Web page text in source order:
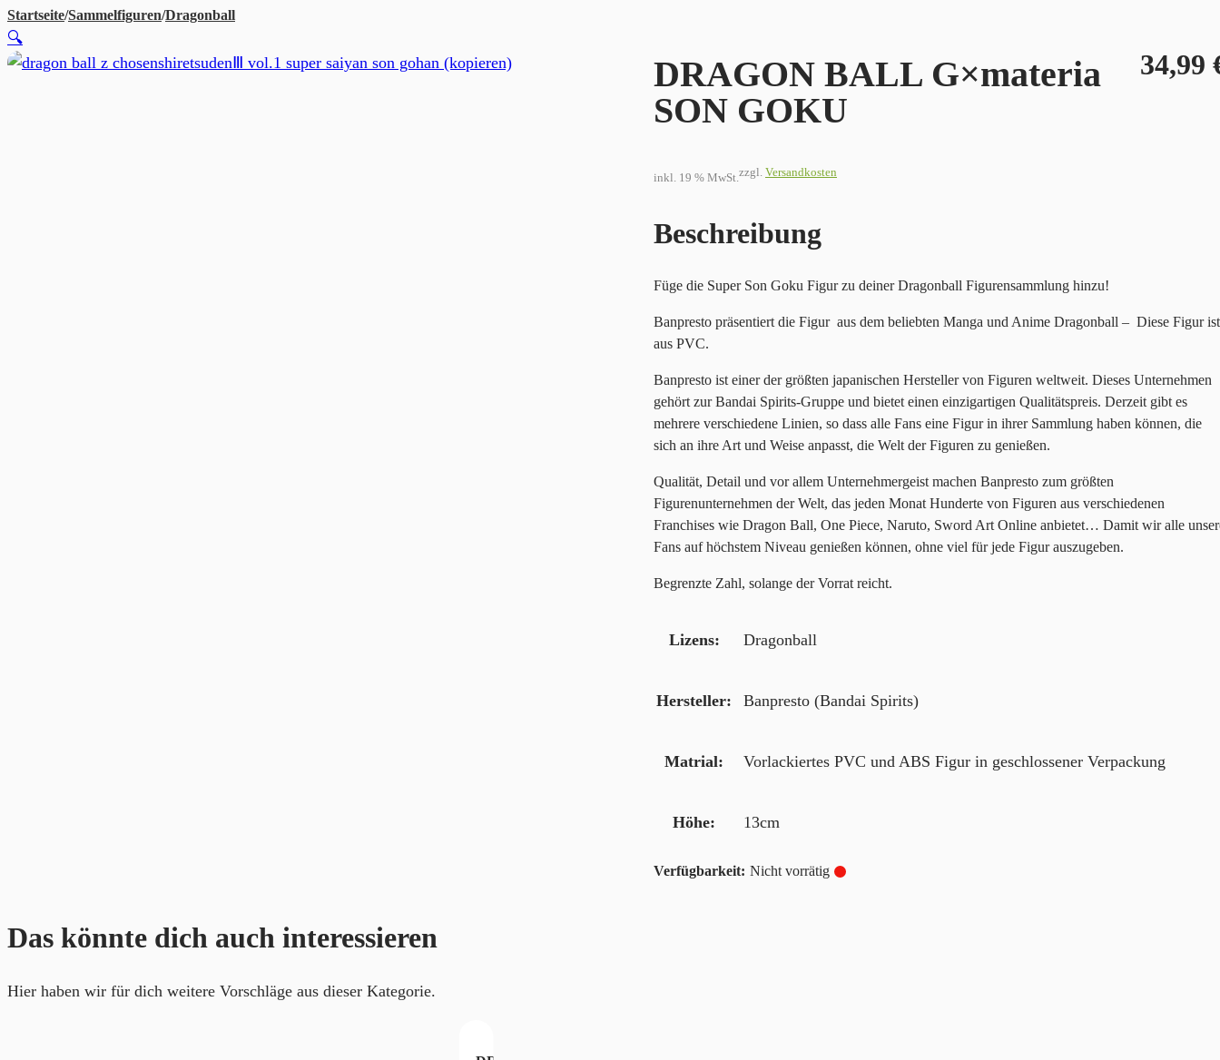
Startseite/Sammelfiguren/Dragonball
DRAGON BALL G×materia
SON GOKU
34,99
inkl. 19 % MwSt.zzgl. Versandkosten
Beschreibung
Füge die Super Son Goku Figur zu deiner Dragonball Figurensammlung hinzu!
Banpresto präsentiert die Figur aus dem beliebten Manga und Anime Dragonball – Diese Figur ist
aus PVC.
Banpresto ist einer der größten japanischen Hersteller von Figuren weltweit. Dieses Unternehmen
gehört zur Bandai Spirits-Gruppe und bietet einen einzigartigen Qualitätspreis. Derzeit gibt es
mehrere verschiedene Linien, so dass alle Fans eine Figur in ihrer Sammlung haben können, die
sich an ihre Art und Weise anpasst, die Welt der Figuren zu genießen.
Qualität, Detail und vor allem Unternehmergeist machen Banpresto zum größten
Figurenunternehmen der Welt, das jeden Monat Hunderte von Figuren aus verschiedenen
Franchises wie Dragon Ball, One Piece, Naruto, Sword Art Online anbietet… Damit wir alle
Fans auf höchstem Niveau genießen können, ohne viel für jede Figur auszugeben.
Begrenzte Zahl, solange der Vorrat reicht.
Lizens Dragonball
Hersteller Banpresto (Bandai Spirits)
Matrial Vorlackiertes PVC und ABS Figur in geschlossener Verpackung
Höhe 13cm
Nicht vorrätig
🔍
Das könnte dich auch interessieren
Hier haben wir für dich weitere Vorschläge aus dieser Kategorie.